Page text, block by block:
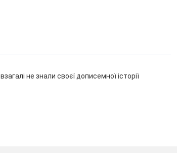
взагалі не знали своєї дописемної історії